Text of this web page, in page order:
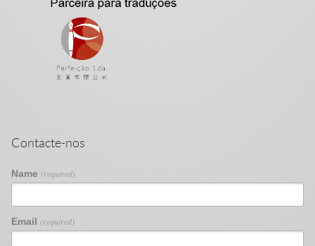
Contacte-nos
Name (required)
Email (required)